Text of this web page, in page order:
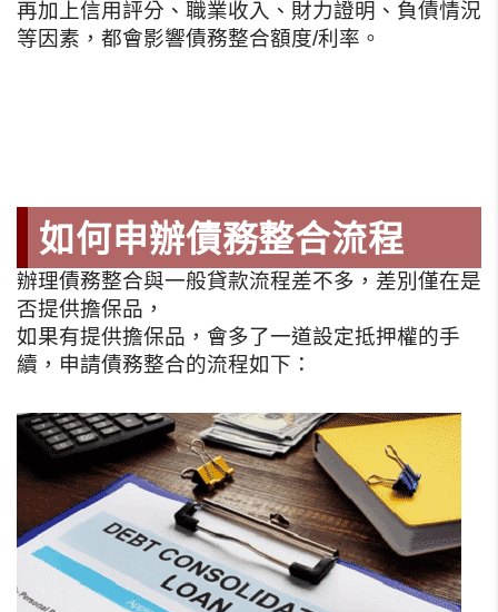
再加上信用評分、職業收入、財力證明、負債情況
等因素，都會影響債務整合額度/利率。
如何申辦債務整合流程
辦理債務整合與一般貸款流程差不多，差別僅在是
否提供擔保品，
如果有提供擔保品，會多了一道設定抵押權的手
續，申請債務整合的流程如下：